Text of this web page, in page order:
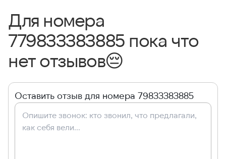
Для номера
779833383885 пока что
нет отзывов😔
Оставить отзыв для номера 79833383885